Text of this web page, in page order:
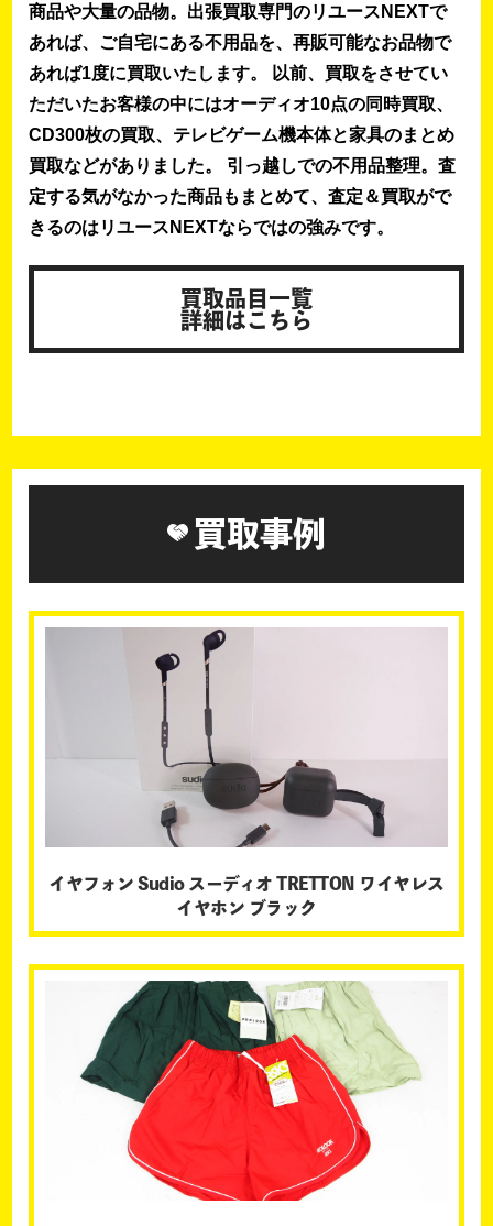
商品や大量の品物。出張買取専門のリユースNEXTで
あれば、ご自宅にある不用品を、再販可能なお品物で
あれば1度に買取いたします。 以前、買取をさせてい
ただいたお客様の中にはオーディオ10点の同時買取、
CD300枚の買取、テレビゲーム機本体と家具のまとめ
買取などがありました。 引っ越しでの不用品整理。査
定する気がなかった商品もまとめて、査定＆買取がで
きるのはリユースNEXTならではの強みです。
買取品目一覧
詳細はこちら
買取事例
イヤフォン Sudio スーディオ TRETTON ワイヤレス
イヤホン ブラック